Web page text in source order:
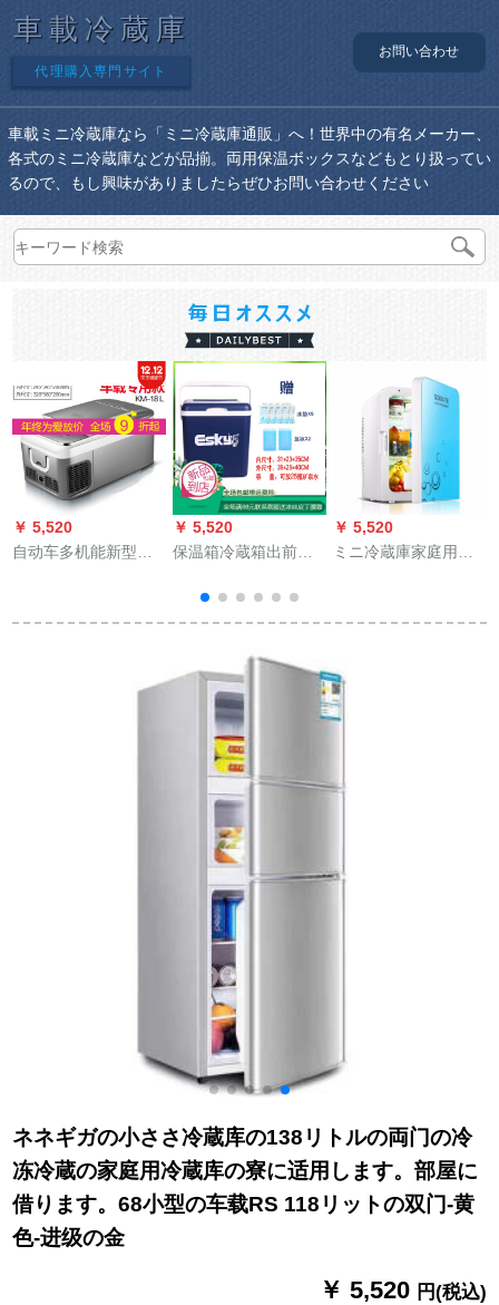
車載冷蔵庫
代理購入専門サイト
お問い合わせ
車載ミニ冷蔵庫なら「ミニ冷蔵庫通販」へ！世界中の有名メーカー、
各式のミニ冷蔵庫などが品揃。両用保温ボックスなどもとり扱ってい
るので、もし興味がありましたらぜひお問い合わせください
￥ 5,520
自动车多机能新型カ
ッサー车载冷蔵庫雷
￥ 5,520
保温箱冷蔵箱出前家
釣り心地保持サズ号
保温箱26 Lジップレ
ク
￥ 5,520
ミニ冷蔵庫家庭用ミ
蔵庫SN 8910リルダ
三階
ネネギガの小ささ冷蔵库の138リトルの両门の冷
冻冷蔵の家庭用冷蔵库の寮に适用します。部屋に
借ります。68小型の车载RS 118リットの双门-黄
色-进级の金
￥ 5,520 円(税込)